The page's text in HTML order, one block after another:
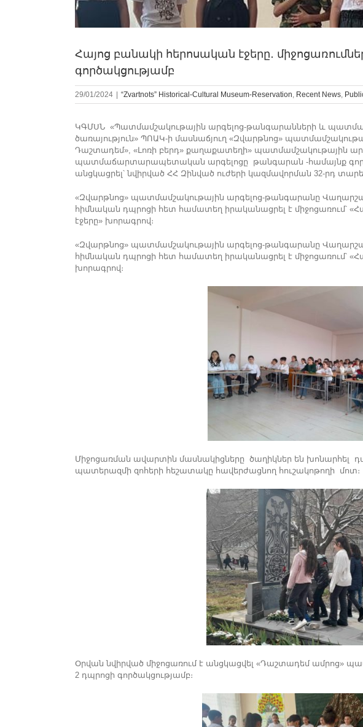
Հայոց բանակի հերոսական էջերը․
գործակցությամբ
29/01/2024 “Zvartnots” Historical-Cultural Museum-Reservation, Recent News,
ԿԳՄՍՆ «Պատմամշակութային արգելոց-թանգարանների և
ծառայություն» ՊՈԱԿ-ի մասնաճյուղ «Զվարթնոց»
Դաշտադեմ», «Լոռի բերդ» քաղաքատեղի» պատմամշակութային
պատմաճարտարապետական արգելոցը թանգարան -համայնք
անցկացրել՝ նվիրված ՀՀ Զինված ուժերի կազմավորման 32-րդ
«Զվարթնոց» պատմամշակութային արգելոց-թանգարանը
հիմնական դպրոցի հետ համատեղ իրականացրել է միջոցառում՝
էջերը» խորագրով։
«Զվարթնոց» պատմամշակութային արգելոց-թանգարանը
հիմնական դպրոցի հետ համատեղ իրականացրել է միջոցառում՝
խորագրով։
Միջոցառման ավարտին մասնակիցները ծաղիկներ են խոնարհել
պատերազմի զոհերի հեշատակը հավերժացնող հուշակոթողի մոտ։
Օրվան նվիրված միջոցառում է անցկացվել «Դաշտադեմ ամրոց»
2 դպրոցի գործակցությամբ։